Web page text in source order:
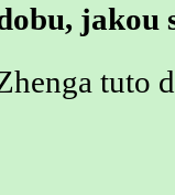
jakou
tuto